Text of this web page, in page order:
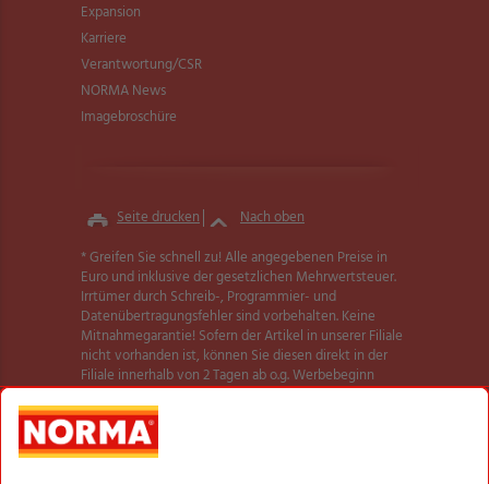
Expansion
Karriere
Verantwortung/CSR
NORMA News
Imagebroschüre
Seite drucken
Nach oben
* Greifen Sie schnell zu! Alle angegebenen Preise in
Euro und inklusive der gesetzlichen Mehrwertsteuer.
Irrtümer durch Schreib-, Programmier- und
Datenübertragungsfehler sind vorbehalten. Keine
Mitnahmegarantie! Sofern der Artikel in unserer Filiale
nicht vorhanden ist, können Sie diesen direkt in der
Filiale innerhalb von 2 Tagen ab o.g. Werbebeginn
bestellen und zwar ohne Kaufzwang. Es ist nicht
ausgeschlossen, dass Sie einzelne Artikel zu Beginn der
Werbeaktion unerwartet und ausnahmsweise in einer
Filiale nicht vorfinden. Wir helfen Ihnen gerne weiter.